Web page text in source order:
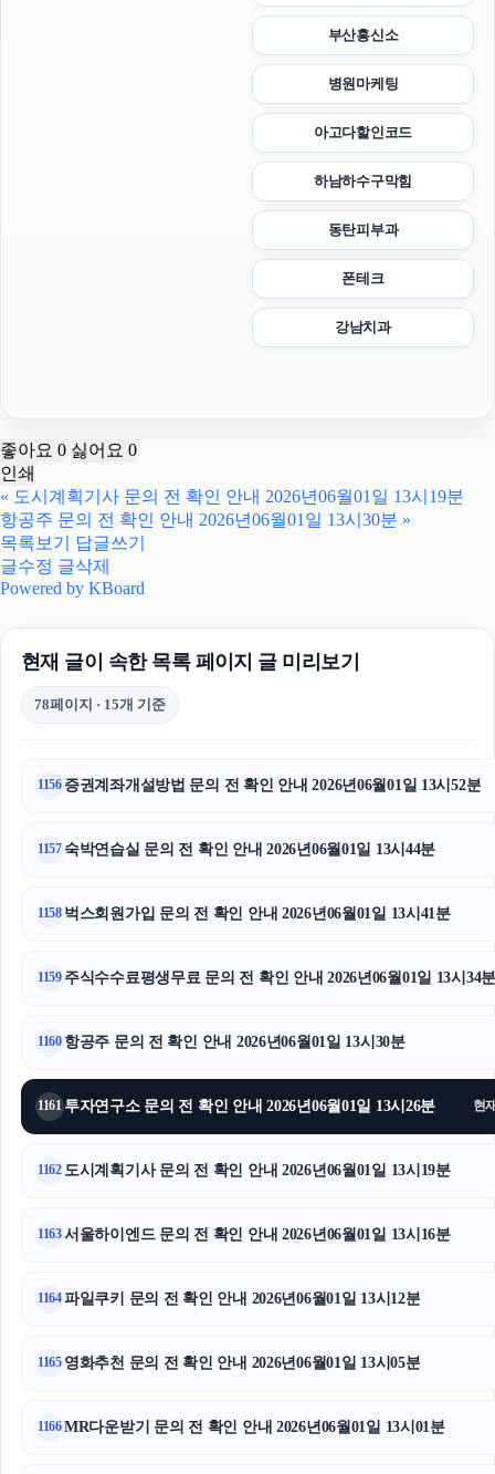
부산흥신소
병원마케팅
아고다할인코드
하남하수구막힘
동탄피부과
폰테크
강남치과
좋아요 0 싫어요 0
인쇄
« 도시계획기사 문의 전 확인 안내 2026년06월01일 13시19분
항공주 문의 전 확인 안내 2026년06월01일 13시30분 »
목록보기
답글쓰기
글수정 글삭제
Powered by KBoard
현재 글이 속한 목록 페이지 글 미리보기
78페이지 · 15개 기준
1156 증권계좌개설방법 문의 전 확인 안내 2026년06월01일 13시52분
1157 숙박연습실 문의 전 확인 안내 2026년06월01일 13시44분
1158 벅스회원가입 문의 전 확인 안내 2026년06월01일 13시41분
1159 주식수수료평생무료 문의 전 확인 안내 2026년06월01일 13시34
1160 항공주 문의 전 확인 안내 2026년06월01일 13시30분
1161 투자연구소 문의 전 확인 안내 2026년06월01일 13시26분 현
1162 도시계획기사 문의 전 확인 안내 2026년06월01일 13시19분
1163서울하이엔드 문의 전 확인 안내 2026년06월01일 13시16분
1164파일쿠키 문의 전 확인 안내 2026년06월01일 13시12분
1165 영화추천 문의 전 확인 안내 2026년06월01일 13시05분
1166MR다운받기 문의 전 확인 안내 2026년06월01일 13시01분